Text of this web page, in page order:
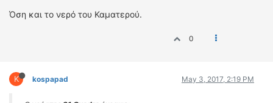
Όση και το νερό του Καματερού.
0
K kospapad May 3, 2017, 2:19 PM